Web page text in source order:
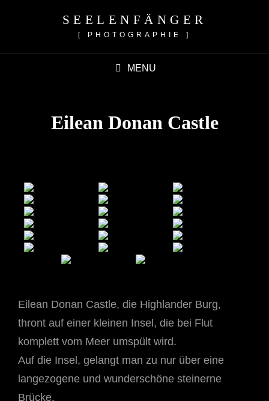
SEELENFÄNGER
[ PHOTOGRAPHIE ]
MENU
Eilean Donan Castle
Eilean Donan Castle, die Highlander Burg,
thront auf einer kleinen Insel, die bei Flut
komplett vom Meer umspült wird.
Auf die Insel, gelangt man zu nur über eine
langezogene und wunderschöne steinerne
Brücke.